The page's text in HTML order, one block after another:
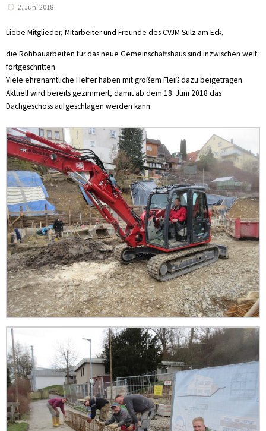
2. Juni 2018
Liebe Mitglieder, Mitarbeiter und Freunde des CVJM Sulz am Eck,
die Rohbauarbeiten für das neue Gemeinschaftshaus sind inzwischen weit
fortgeschritten.
Viele ehrenamtliche Helfer haben mit großem Fleiß dazu beigetragen.
Aktuell wird bereits gezimmert, damit ab dem 18. Juni 2018 das
Dachgeschoss aufgeschlagen werden kann.